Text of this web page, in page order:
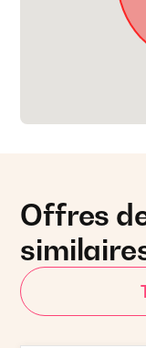
Offres